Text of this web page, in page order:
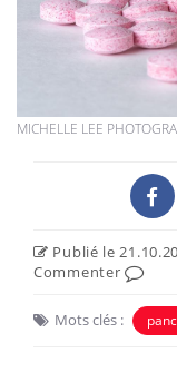
MICHELLE LEE
Publié le
Commenter
Mots clés :